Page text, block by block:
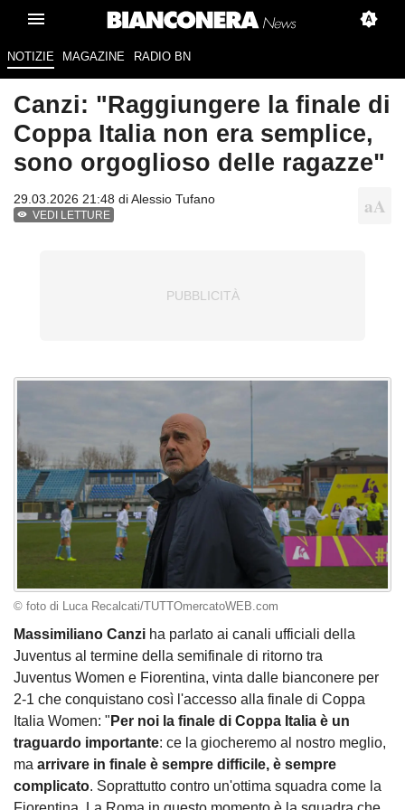
NOTIZIE MAGAZINE RADIO BN
Canzi: "Raggiungere la finale di
Coppa Italia non era semplice,
sono orgoglioso delle ragazze"
29.03.2026 21:48 diAlessio Tufano
VEDI LETTURE
© foto di Luca Recalcati/TUTTOmercatoWEB.com
Massimiliano Canzi ha parlato ai canali ufficiali della
Juventus al termine della semifinale di ritorno tra
Juventus Women e Fiorentina, vinta dalle bianconere per
2-1 che conquistano così l'accesso alla finale di Coppa
Italia Women: " Per noi la finale di Coppa Italia è un
traguardo importante: ce la giocheremo al nostro meglio,
ma arrivare in finale è sempre difficile, è sempre
complicato. Soprattutto contro un'ottima squadra come la